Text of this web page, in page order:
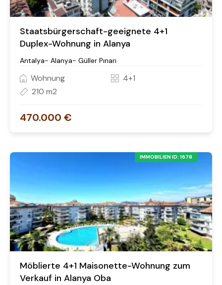
Staatsbürgerschaft-geeignete 4+1
Duplex-Wohnung in Alanya
Antalya- Alanya- Güller Pınarı
Wohnung
4+1
210 m2
470.000 €
IMMOBILIEN ID: 1678
Möblierte 4+1 Maisonette-Wohnung zum
Verkauf in Alanya Oba